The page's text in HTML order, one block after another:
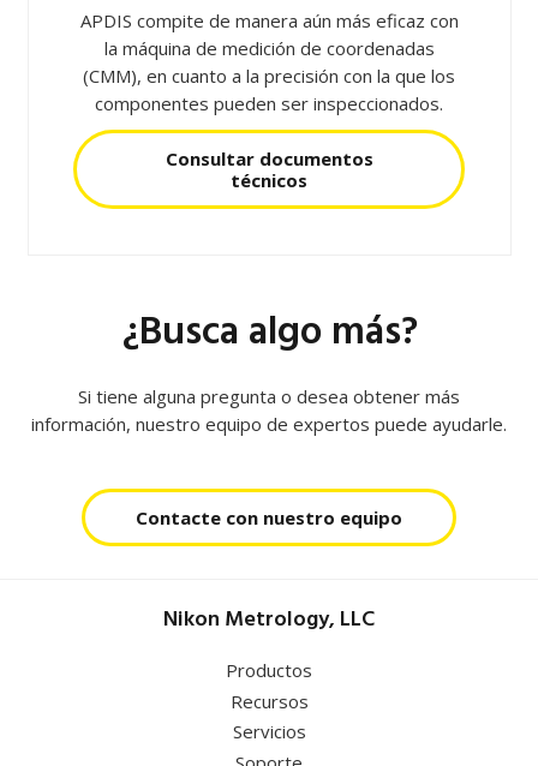
APDIS compite de manera aún más eficaz con
la máquina de medición de coordenadas
(CMM), en cuanto a la precisión con la que los
componentes pueden ser inspeccionados.
Consultar documentos
técnicos
¿Busca algo más?
Si tiene alguna pregunta o desea obtener más
información, nuestro equipo de expertos puede ayudarle.
Contacte con nuestro equipo
Nikon Metrology, LLC
Productos
Recursos
Servicios